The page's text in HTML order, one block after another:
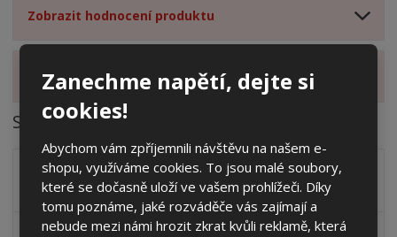
Zanechme napětí, dejte si
cookies!
Abychom vám zpříjemnili návštěvu na našem e-
shopu, využíváme cookies. To jsou malé soubory,
které se dočasně uloží ve vašem prohlížeči. Díky
tomu poznáme, jaké rozváděče vás zajímají a
nebude mezi námi hrozit zkrat kvůli reklamě, která
Zobrazit hodnocení produktu
Zobrazit alternativní produkty
Soubory ke stažení
Zakótovaný nákres skříně systému 3D včetně rozložení
zálisků ve formátu PDFpdf (60.24 Kb)
Nárys skříň dwg (47.32 Kb)